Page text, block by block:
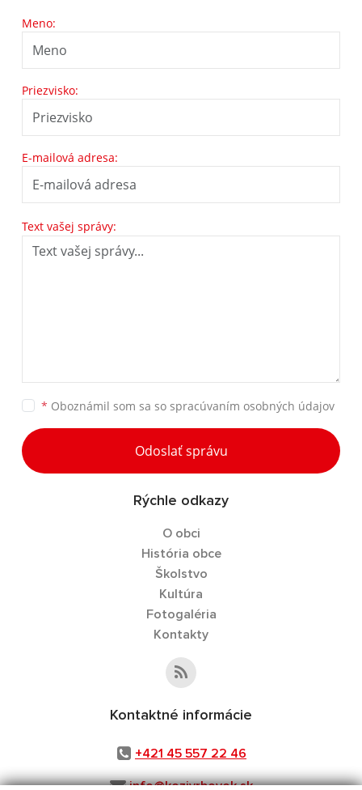
Meno:
Priezvisko:
E-mailová adresa:
Text vašej správy:
* Oboznámil som sa so spracúvaním osobných údajov
Odoslať správu
Rýchle odkazy
O obci
História obce
Školstvo
Kultúra
Fotogaléria
Kontakty
Kontaktné informácie
+421 45 557 22 46
info@kozivrbovok.sk